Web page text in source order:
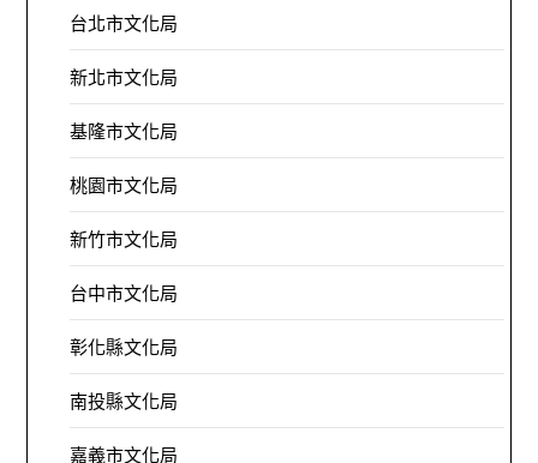
台北市文化局
新北市文化局
基隆市文化局
桃園市文化局
新竹市文化局
台中市文化局
彰化縣文化局
南投縣文化局
嘉義市文化局